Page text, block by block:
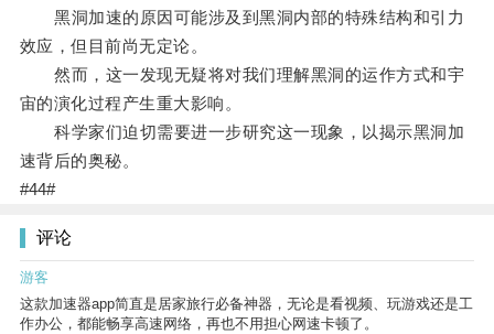
黑洞加速的原因可能涉及到黑洞内部的特殊结构和引力
效应，但目前尚无定论。
然而，这一发现无疑将对我们理解黑洞的运作方式和宇
宙的演化过程产生重大影响。
科学家们迫切需要进一步研究这一现象，以揭示黑洞加
速背后的奥秘。
#44#
评论
游客
这款加速器app简直是居家旅行必备神器，无论是看视频、玩游戏还是工
作办公，都能畅享高速网络，再也不用担心网速卡顿了。